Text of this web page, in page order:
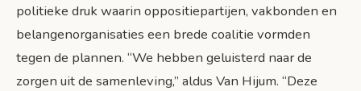
Conclusie: wat betekent dit voor uw
pensioenplanning?
Concrete actiepunten voor lezers
politieke druk waarin oppositiepartijen, vakbonden en
belangenorganisaties een brede coalitie vormden
tegen de plannen. “We hebben geluisterd naar de
zorgen uit de samenleving,” aldus Van Hijum. “Deze